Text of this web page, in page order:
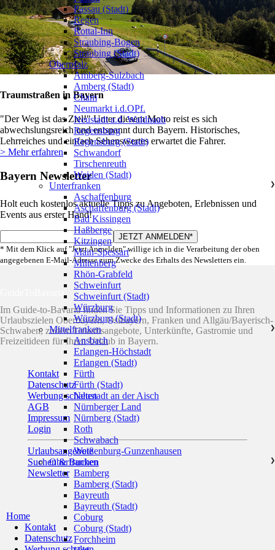
Traumstraßen in Bayern
"Der Weg ist das Ziel!" Unter diesem Motto reist es sich
abwechslungsreich und entspannt durch Bayern. Historisches,
Lehrreiches und einfach Sehenswertes erwartet die Fahrer.
> Mehr erfahren
Bayern Newsletter
Holt euch kostenlos aktuelle Tipps zu Angeboten, Erlebnissen und
Events aus erster Hand!
* Mit dem Klick auf "Jetzt Anmelden" willige ich in die Verarbeitung der oben
angegebenen E-Mail-Adresse zum Zwecke des Erhalts des Newsletters ein.
Im Guide-to-Bavaria finden Sie Tipps und Informationen zu Ihren
Urlaubszielen Oberbayern, Ostbayern, Franken und Allgäu/Bayerisch-
Schwaben, zudem Urlaubsangebote, Unterkünfte, Gastromie und
Freizeitideen für Ihren Urlaub in Bayern.
Kontakt
Datenschutz
Werbung schalten
AGB
Impressum
Login
Urlaubsangebote
Suchen & Buchen
Newsletter
Home
Kontakt
Datenschutz
Passau (Stadt)
Regen
Rottal-Inn
Straubing-Bogen
Straubing (Stadt)
Oberpfalz
❯
Amberg-Sulzbach
Amberg (Stadt)
Cham
Neumarkt i.d.OPf.
Neustadt a.d. Waldnaab
Regensburg
Regensburg (Stadt)
Schwandorf
Tirschenreuth
Weiden (Stadt)
Unterfranken
❯
Aschaffenburg
Aschaffenburg (Stadt)
Bad Kissingen
Haßberge
Kitzingen
Main-Spessart
Miltenberg
Rhön-Grabfeld
Schweinfurt
Schweinfurt (Stadt)
Würzburg
Würzburg (Stadt)
Mittelfranken
❯
Ansbach
Erlangen-Höchstadt
Erlangen (Stadt)
Fürth
Fürth (Stadt)
Neustadt an der Aisch
Nürnberger Land
Nürnberg (Stadt)
Roth
Schwabach
Weißenburg-Gunzenhausen
Oberfranken
❯
Bamberg
Bamberg (Stadt)
Bayreuth
Bayreuth (Stadt)
Coburg
Coburg (Stadt)
Forchheim